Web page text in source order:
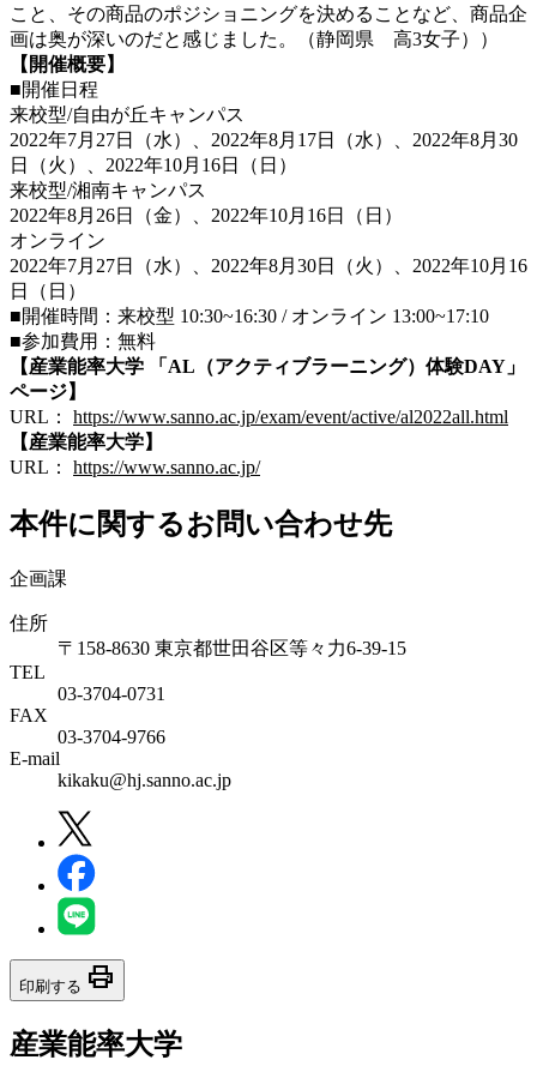
こと、その商品のポジショニングを決めることなど、商品企
画は奥が深いのだと感じました。（静岡県 高3女子））
【開催概要】
■開催日程
来校型/自由が丘キャンパス
2022年7月27日（水）、2022年8月17日（水）、2022年8月30
日（火）、2022年10月16日（日）
来校型/湘南キャンパス
2022年8月26日（金）、2022年10月16日（日）
オンライン
2022年7月27日（水）、2022年8月30日（火）、2022年10月16
日（日）
■開催時間：来校型 10:30~16:30 / オンライン 13:00~17:10
■参加費用：無料
【産業能率大学 「AL（アクティブラーニング）体験DAY」
ページ】
URL： https://www.sanno.ac.jp/exam/event/active/al2022all.html
【産業能率大学】
URL： https://www.sanno.ac.jp/
本件に関するお問い合わせ先
企画課
住所
〒158-8630 東京都世田谷区等々力6-39-15
TEL
03-3704-0731
FAX
03-3704-9766
E-mail
kikaku@hj.sanno.ac.jp
印刷する print
産業能率大学